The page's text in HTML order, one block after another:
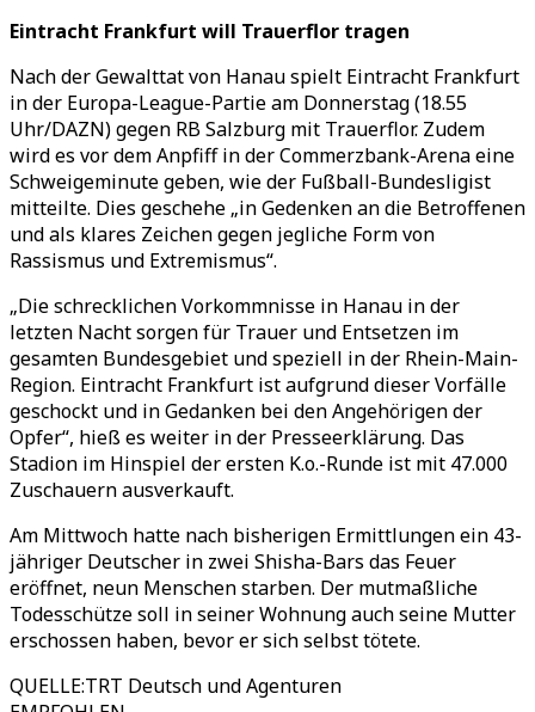
Eintracht Frankfurt will Trauerflor tragen
Nach der Gewalttat von Hanau spielt Eintracht Frankfurt
in der Europa-League-Partie am Donnerstag (18.55
Uhr/DAZN) gegen RB Salzburg mit Trauerflor. Zudem
wird es vor dem Anpfiff in der Commerzbank-Arena eine
Schweigeminute geben, wie der Fußball-Bundesligist
mitteilte. Dies geschehe „in Gedenken an die Betroffenen
und als klares Zeichen gegen jegliche Form von
Rassismus und Extremismus“.
„Die schrecklichen Vorkommnisse in Hanau in der
letzten Nacht sorgen für Trauer und Entsetzen im
gesamten Bundesgebiet und speziell in der Rhein-Main-
Region. Eintracht Frankfurt ist aufgrund dieser Vorfälle
geschockt und in Gedanken bei den Angehörigen der
Opfer“, hieß es weiter in der Presseerklärung. Das
Stadion im Hinspiel der ersten K.o.-Runde ist mit 47.000
Zuschauern ausverkauft.
Am Mittwoch hatte nach bisherigen Ermittlungen ein 43-
jähriger Deutscher in zwei Shisha-Bars das Feuer
eröffnet, neun Menschen starben. Der mutmaßliche
Todesschütze soll in seiner Wohnung auch seine Mutter
erschossen haben, bevor er sich selbst tötete.
QUELLE:TRT Deutsch und Agenturen